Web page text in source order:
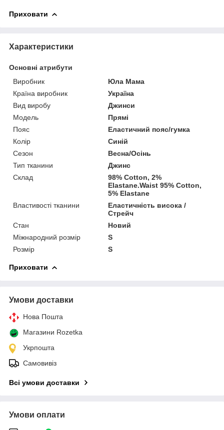
Приховати
Характеристики
Основні атрибути
Виробник
Юла Мама
Країна виробник
Україна
Вид виробу
Джинси
Модель
Прямі
Пояс
Еластичний пояс/гумка
Колір
Синій
Сезон
Весна/Осінь
Тип тканини
Джинс
Склад
98% Cotton, 2%
Elastane.Waist 95% Cotton,
5% Elastane
Властивості тканини
Еластичність висока /
Стрейч
Стан
Новий
Міжнародний розмір
S
Розмір
S
Приховати
Умови доставки
Нова Пошта
Магазини Rozetka
Укрпошта
Самовивіз
Всі умови доставки
Умови оплати